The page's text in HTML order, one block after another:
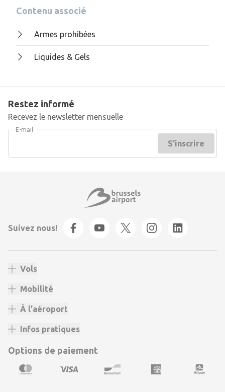
Contenu associé
Armes prohibées
Liquides & Gels